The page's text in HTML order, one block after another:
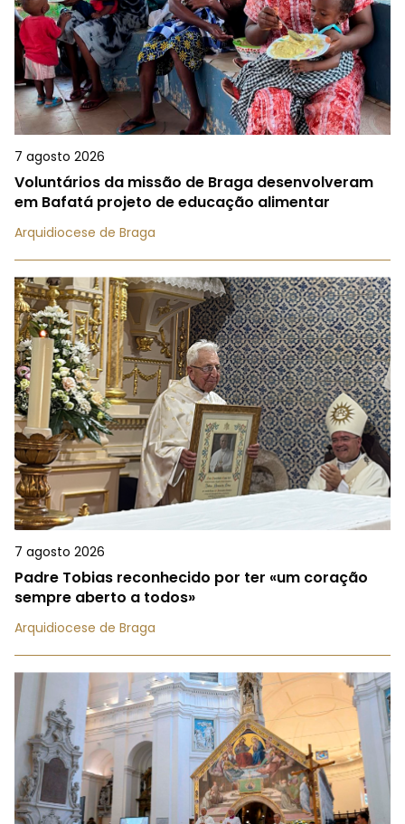
7 agosto 2026
Voluntários da missão de Braga desenvolveram
em Bafatá projeto de educação alimentar
Arquidiocese de Braga
7 agosto 2026
Padre Tobias reconhecido por ter «um coração
sempre aberto a todos»
Arquidiocese de Braga